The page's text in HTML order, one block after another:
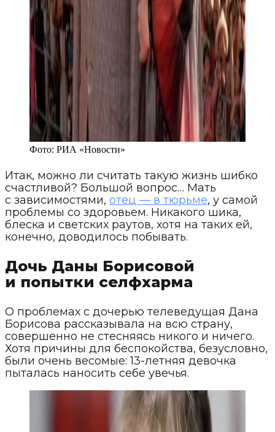
Фото: РИА «Новости»
Итак, можно ли считать такую жизнь шибко
счастливой? Большой вопрос… Мать
с зависимостями, отец — в тюрьме, у самой
проблемы со здоровьем. Никакого шика,
блеска и светских раутов, хотя на таких ей,
конечно, доводилось побывать.
Дочь Даны Борисовой
и попытки селфхарма
О проблемах с дочерью телеведущая Дана
Борисова рассказывала на всю страну,
совершенно не стесняясь никого и ничего.
Хотя причины для беспокойства, безусловно,
были очень весомые: 13-летняя девочка
пыталась наносить себе увечья.